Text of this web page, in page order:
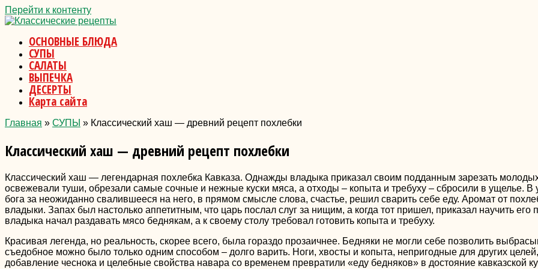
Перейти к контенту
ОСНОВНЫЕ БЛЮДА
СУПЫ
САЛАТЫ
ВЫПЕЧКА
ДЕСЕРТЫ
Карта сайта
Главная » СУПЫ » Классический хаш — древний рецепт похлебки
Классический хаш — древний рецепт похлебки
Классический хаш — легендарная похлебка Кавказа. Однажды владыка приказал своим подданным зарезать
освежевали туши, обрезали самые сочные и нежные куски мяса, а отходы – копыта и требуху – сбросили в ущелье.
бога за неожиданно свалившееся на него, в прямом смысле слова, счастье, решил сварить себе еду. Аромат от
владыки. Запах был настолько аппетитным, что царь послал слуг за нищим, а когда тот пришел, приказал научить
владыка начал раздавать мясо беднякам, а к своему столу требовал готовить копыта и требуху.
Красивая легенда, но реальность, скорее всего, была гораздо прозаичнее. Бедняки не могли себе позволить
съедобное можно было только одним способом – долго варить. Ноги, хвосты и копыта, непригодные для других
добавление чеснока и целебные свойства навара со временем превратили «еду бедняков» в достояние кавказской